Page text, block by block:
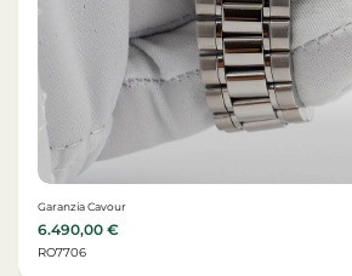
Garanzia Cavour
6.490,00 €
RO7706